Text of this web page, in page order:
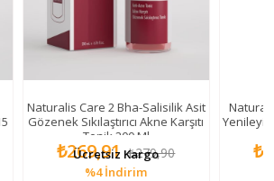
Care 2 Bha-Salisilik Asit
Sıkılaştırıcı Akne Karşıtı
Tonik 200 Ml
₺269,91 ₺279,90
İndirim
Ücretsiz Kargo
Naturalis Care
Yenileyici Retinol
₺269,91